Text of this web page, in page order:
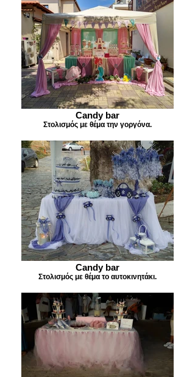
Candy bar
Στολισμός με θέμα την γοργόνα.
Candy bar
Στολισμός με θέμα το αυτοκινητάκι.